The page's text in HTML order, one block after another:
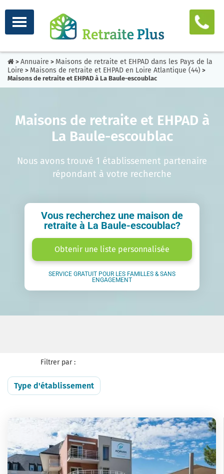
> Annuaire > Maisons de retraite et EHPAD dans les Pays de la
Loire > Maisons de retraite et EHPAD en Loire Atlantique (44) >
Maisons de retraite et EHPAD à La Baule-escoublac
Maisons de retraite et EHPAD à
La Baule-escoublac
Nous avons trouvé 1 établissement partenaire
répondant à votre recherche
Vous recherchez une maison de
retraite à La Baule-escoublac?
Obtenir une liste personnalisée
SERVICE GRATUIT POUR LES FAMILLES & SANS
ENGAGEMENT
Filtrer par :
Type d'établissement